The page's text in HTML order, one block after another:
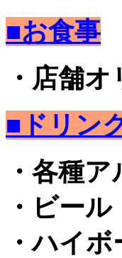
■お食事
・店舗
■ドリン
・各種
・ビール
・ハイ